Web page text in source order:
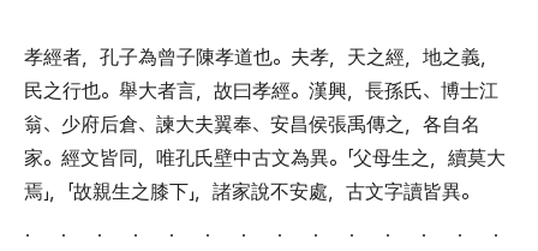
孝經者， 孔子為曾子陳孝道也。 夫孝， 天之經， 地之義，
民之行也。 舉大者言， 故曰孝經。 漢興， 長孫氏、 博士江
翁、 少府后倉、 諫大夫翼奉、 安昌侯張禹傳之， 各自名
家。 經文皆同， 唯孔氏壁中古文為異。「父母生之， 續莫大
焉」，「故親生之膝下」， 諸家說不安處， 古文字讀皆異。
． ． ． ． ． ． ． ． ． ． ． ． ． ．